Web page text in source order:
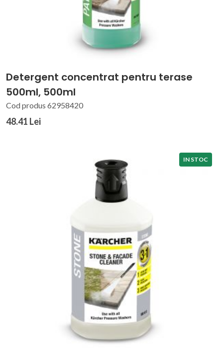
Detergent concentrat pentru terase
500ml, 500ml
Cod produs 62958420
48.41 Lei
IN STOC